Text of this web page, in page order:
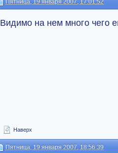
Пятница, 19 января 2007, 17:01:52
Видимо на нем много чего
Наверх
Пятница, 19 января 2007, 18:56:39